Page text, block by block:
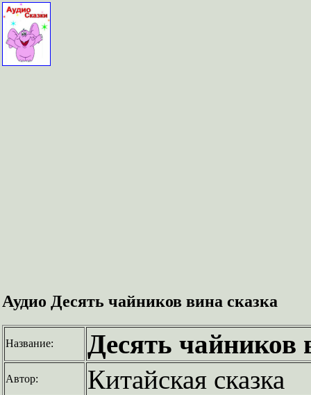
Аудио Десять чайников вина сказка
Название: Десять чайников
Автор: Китайская сказка